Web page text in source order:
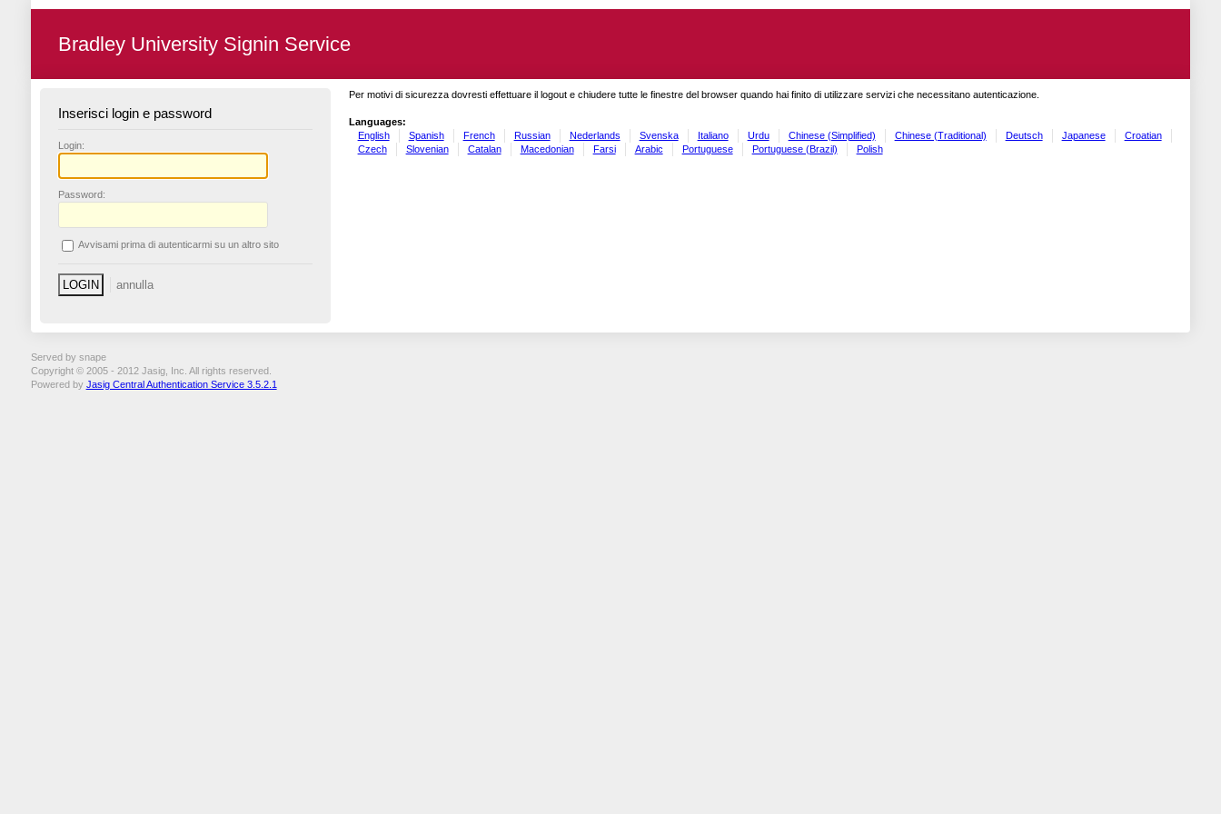
Bradley University Signin Service
Inserisci login e password
L ogin:
Password:
Avvisami prima di autenticarmi su un altro sito
Per motivi di sicurezza dovresti effettuare il logout e chiudere tutte le finestre del browser quando hai finito di utilizzare servizi che necessitano autenticazione.
Languages:
English
Spanish French Russian Nederlands Svenska Italiano Urdu Chinese (Simplified) Chinese (Traditional) Deutsch Japanese
Croatian
Czech
Slovenian Catalan Macedonian Farsi Arabic Portuguese Portuguese (Brazil) Polish
Served by snape
Copyright © 2005 - 2012 Jasig, Inc. All rights reserved.
Powered by Jasig Central Authentication Service 3.5.2.1